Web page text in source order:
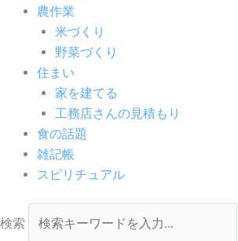
農作業
米づくり
野菜づくり
住まい
家を建てる
工務店さんの見積もり
食の話題
雑記帳
スピリチュアル
検索